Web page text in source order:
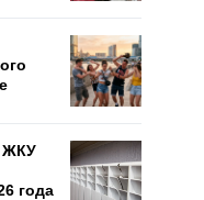
ЖКУ
года